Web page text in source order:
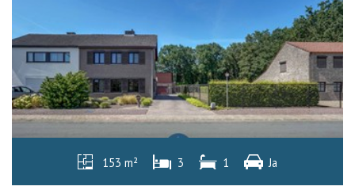
153 m² 3 1 Ja